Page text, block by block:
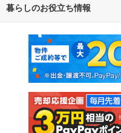
通勤・通学時間から探す
不動産・住宅
新築マンション
新築一戸建て
注文住宅
暮らしのお役立ち情報
マンションカタログ